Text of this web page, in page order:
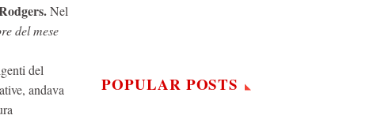
Nel
del mese
del
andava
POPULAR POSTS